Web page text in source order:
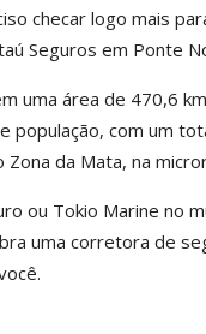
checar logo mais
Seguros em Ponte
uma área de 470,6
população, com um
da Mata, na
ou Tokio Marine no
uma corretora de